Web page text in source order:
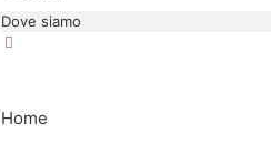
Dove siamo
Home